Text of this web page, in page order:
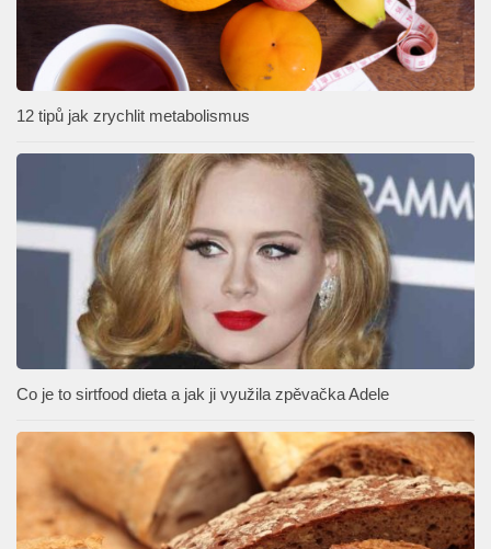
12 tipů jak zrychlit metabolismus
Co je to sirtfood dieta a jak ji využila zpěvačka Adele